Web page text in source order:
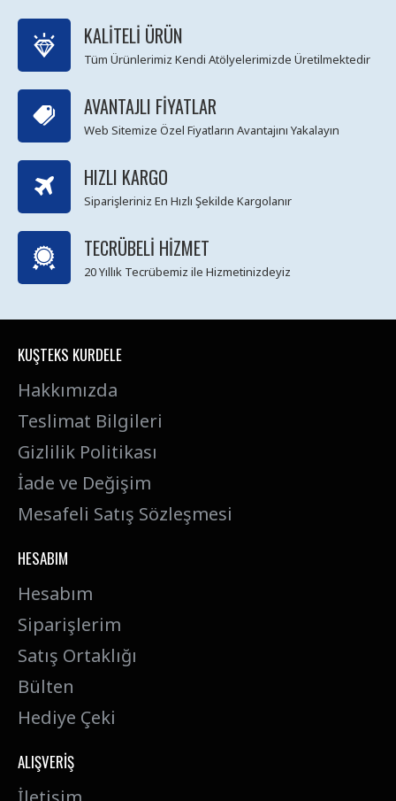
KALITELI ÜRÜN
Tüm Ürünlerimiz Kendi Atölyelerimizde Üretilmektedir
AVANTAJLI FIYATLAR
Web Sitemize Özel Fiyatların Avantajını Yakalayın
HIZLI KARGO
Siparişleriniz En Hızlı Şekilde Kargolanır
TECRÜBELI HIZMET
20 Yıllık Tecrübemiz ile Hizmetinizdeyiz
KUŞTEKS KURDELE
Hakkımızda
Teslimat Bilgileri
Gizlilik Politikası
İade ve Değişim
Mesafeli Satış Sözleşmesi
HESABIM
Hesabım
Siparişlerim
Satış Ortaklığı
Bülten
Hediye Çeki
ALIŞVERIŞ